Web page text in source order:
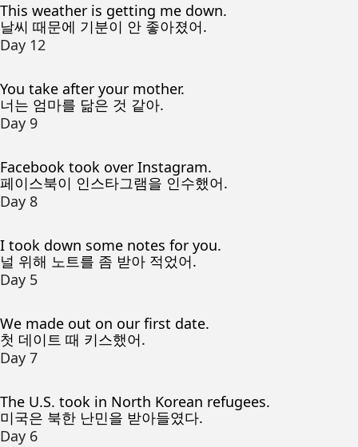
This weather is getting me down.
날씨 때문에 기분이 안 좋아졌어.
Day 12
You take after your mother.
너는 엄마를 닮은 것 같아.
Day 9
Facebook took over Instagram.
페이스북이 인스타그램을 인수했어.
Day 8
I took down some notes for you.
널 위해 노트를 좀 받아 적었어.
Day 5
We made out on our first date.
첫 데이트 때 키스했어.
Day 7
The U.S. took in North Korean refugees.
미국은 북한 난민을 받아들였다.
Day 6